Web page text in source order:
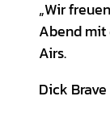
„Wir
Abend mit
Airs.
Dick